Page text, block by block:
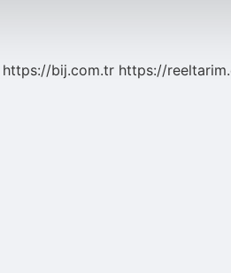
https://bij.com.tr https://